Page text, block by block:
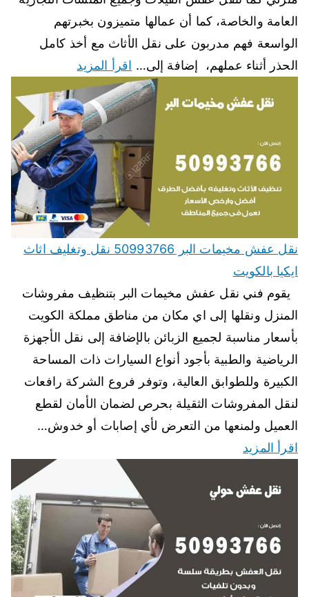
العامة والخاصة، كما أن عمالها متميزون بخبرتهم
الواسعة فهم مدربون على نقل الأثاث مع أخذ كامل
الحذر أثناء عملهم، إضافة إلى… اقرأ المزيد
نقل عفش مخيمات البر 50993766 نقل وتغليف اثاث
ايكيا بالكويت
يقوم فني نقل عفش مخيمات البر بتنظيف مفروشات
المنزل ونقلها إلى اي مكان من مناطق مملكة الكويت
بأسعار مناسبة لجميع الزبائن بالإضافة إلى نقل الأجهزة
الرياضية والطبية بأجود أنواع السيارات ذات المساحة
الكبيرة وللطوابق العالية، وتوفر فروع الشركة رافعات
لنقل المفروشات الثقيلة بحرص لضمان الأمان لقطع
العميل ولمنعها من التعرض لأي إصابات أو خدوش…
اقرأ المزيد